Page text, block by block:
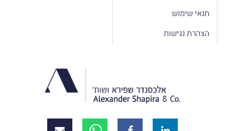
תנאי שימוש
הצהרת נגישות